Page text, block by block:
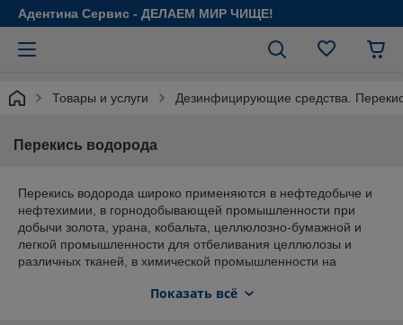
Адентина Сервис - ДЕЛАЕМ МИР ЧИЩЕ!
Товары и услуги Дезинфицирующие средства.
Перекись водорода
Перекись водорода широко применяются в нефтедобыче и
нефтехимии, в горнодобывающей промышленности при
добычи золота, урана, кобальта, целлюлозно-бумажной и
легкой промышленности для отбеливания целлюлозы и
различных тканей, в химической промышленности на
водорода применяется в электронной промышленности, а
Показать всё